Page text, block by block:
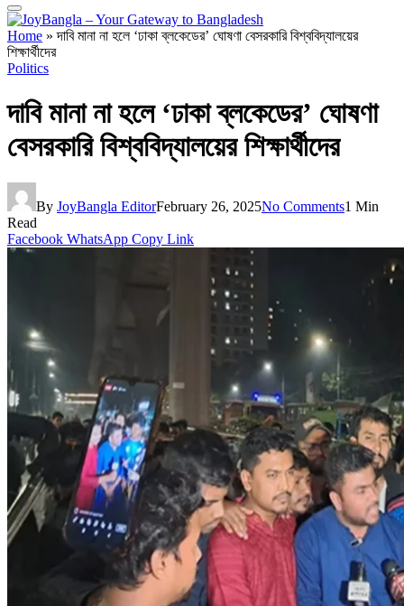
Home »দাবি মানা না হলে ‘ঢাকা ব্লকেডের’ ঘোষণা বেসরকারি বিশ্ববিদ্যালয়ের
শিক্ষার্থীদের
Politics
দাবি মানা না হলে ‘ঢাকা ব্লকেডের’ ঘোষণা
বেসরকারি বিশ্ববিদ্যালয়ের শিক্ষার্থীদের
By JoyBangla EditorFebruary 26, 2025No Comments1 Min
Read
Facebook WhatsApp Copy Link